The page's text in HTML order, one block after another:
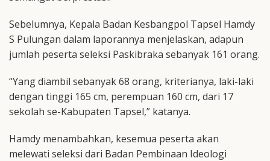
Sebelumnya, Kepala Badan Kesbangpol Tapsel Hamdy
S Pulungan dalam laporannya menjelaskan, adapun
jumlah peserta seleksi Paskibraka sebanyak 161 orang.
“Yang diambil sebanyak 68 orang, kriterianya, laki-laki
dengan tinggi 165 cm, perempuan 160 cm, dari 17
sekolah se-Kabupaten Tapsel,” katanya.
Hamdy menambahkan, kesemua peserta akan
melewati seleksi dari Badan Pembinaan Ideologi